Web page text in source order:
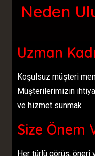
Neden
Uzman
Koşulsuz müşteri
Müşterilerimizin
ve hizmet sunmak
Size Önem
Her türlü görüş, öneri